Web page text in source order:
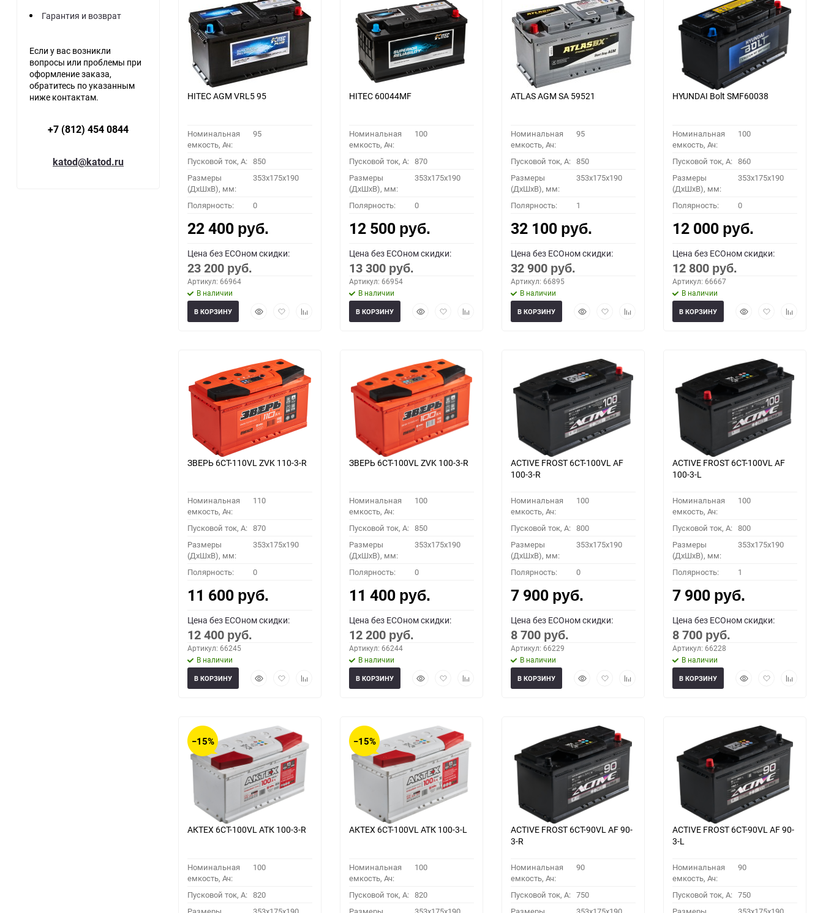
Гарантия и возврат
Если у вас возникли
вопросы или проблемы при
оформление заказа,
обратитесь по указанным
ниже контактам.
+7 (812) 454 0844
katod@katod.ru
HITEC AGM VRL5 95
Номинальная
емкость, Ач:
95
Пусковой ток, A: 850
Размеры
(ДхШхВ), мм:
353x175x190
Полярность: 0
22 400 руб.
Цена без ECOном скидки:
23 200 руб.
Артикул: 66964
В наличии
БыстрыйДобавитьДобавить
В КОРЗИНУ
HITEC 60044MF
Номинальная
емкость, Ач:
100
Пусковой ток, A: 870
Размеры
(ДхШхВ), мм:
353x175x190
Полярность: 0
12 500 руб.
Цена без ECOном скидки:
13 300 руб.
Артикул: 66954
В наличии
БыстрыйДобавитьДобавить
В КОРЗИНУ
ATLAS AGM SA 59521
Номинальная
емкость, Ач:
95
Пусковой ток, A: 850
Размеры
(ДхШхВ), мм:
353x175x190
Полярность: 1
32 100 руб.
Цена без ECOном скидки:
32 900 руб.
Артикул: 66895
В наличии
БыстрыйДобавитьДобавить
В КОРЗИНУ
HYUNDAI Bolt SMF60038
Номинальная
емкость, Ач:
100
Пусковой ток, A: 860
Размеры
(ДхШхВ), мм:
353x175x190
Полярность: 0
12 000 руб.
Цена без ECOном скидки:
12 800 руб.
Артикул: 66667
В наличии
БыстрыйДобавитьДобавить
В КОРЗИНУ
ЗВЕРЬ 6СТ-110VL ZVK 110-3-R
Номинальная
емкость, Ач:
110
Пусковой ток, A: 870
Размеры
(ДхШхВ), мм:
353x175x190
Полярность: 0
11 600 руб.
Цена без ECOном скидки:
12 400 руб.
Артикул: 66245
В наличии
БыстрыйДобавитьДобавить
В КОРЗИНУ
ЗВЕРЬ 6СТ-100VL ZVK 100-3-R
Номинальная
емкость, Ач:
100
Пусковой ток, A: 850
Размеры
(ДхШхВ), мм:
353x175x190
Полярность: 0
11 400 руб.
Цена без ECOном скидки:
12 200 руб.
Артикул: 66244
В наличии
БыстрыйДобавитьДобавить
В КОРЗИНУ
ACTIVE FROST 6СТ-100VL АF
100-3-R
Номинальная
емкость, Ач:
100
Пусковой ток, A: 800
Размеры
(ДхШхВ), мм:
353x175x190
Полярность: 0
7 900 руб.
Цена без ECOном скидки:
8 700 руб.
Артикул: 66229
В наличии
БыстрыйДобавитьДобавить
В КОРЗИНУ
ACTIVE FROST 6СТ-100VL АF
100-3-L
Номинальная
емкость, Ач:
100
Пусковой ток, A: 800
Размеры
(ДхШхВ), мм:
353x175x190
Полярность: 1
7 900 руб.
Цена без ECOном скидки:
8 700 руб.
Артикул: 66228
В наличии
БыстрыйДобавитьДобавить
В КОРЗИНУ
−15%
АКТЕХ 6СТ-100VL АТК 100-3-R
Номинальная
емкость, Ач:
100
Пусковой ток, A: 820
−15%
АКТЕХ 6СТ-100VL АТК 100-3-L
Номинальная
емкость, Ач:
100
Пусковой ток, A: 820
ACTIVE FROST 6СТ-90VL АF 90-
3-R
Номинальная
емкость, Ач:
90
Пусковой ток, A: 750
ACTIVE FROST 6СТ-90VL АF 90-
3-L
Номинальная
емкость, Ач:
90
Пусковой ток, A: 750